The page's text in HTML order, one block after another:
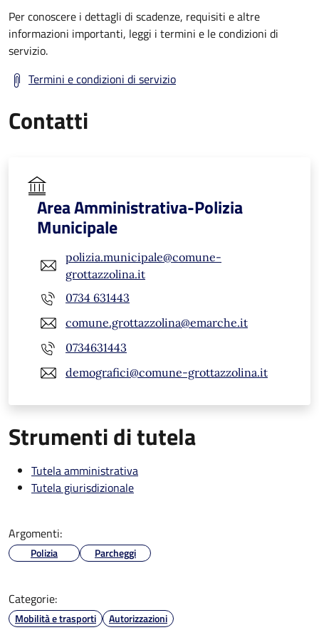
Per conoscere i dettagli di scadenze, requisiti e altre
informazioni importanti, leggi i termini e le condizioni di
servizio.
Termini e condizioni di servizio
Contatti
Area Amministrativa-Polizia
Municipale
polizia.municipale@comune-
grottazzolina.it
0734 631443
comune.grottazzolina@emarche.it
0734631443
demografici@comune-grottazzolina.it
Strumenti di tutela
Tutela amministrativa
Tutela giurisdizionale
Argomenti:
Polizia Parcheggi
Categorie:
Mobilità e trasporti
Autorizzazioni